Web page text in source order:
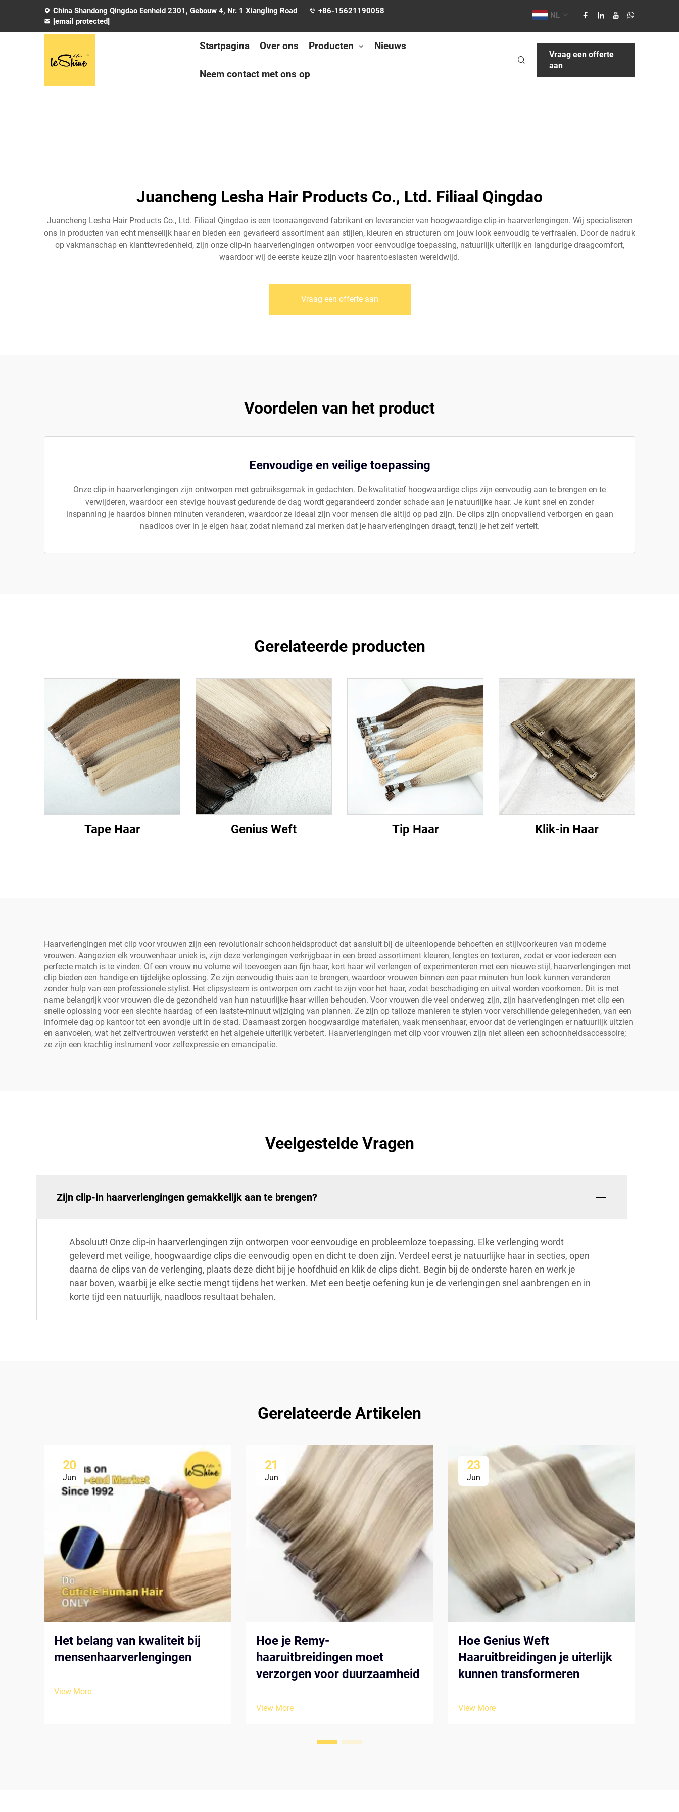
China Shandong Qingdao Eenheid 2301, Gebouw 4, Nr. 1 Xiangling Road
+86-15621190058
[email protected]
NL
Startpagina Over ons Producten Nieuws
Neem contact met ons op
Vraag een offerte
aan
Juancheng Lesha Hair Products Co., Ltd. Filiaal Qingdao
Juancheng Lesha Hair Products Co., Ltd. Filiaal Qingdao is een toonaangevend fabrikant en leverancier van hoogwaardige clip-in haarverlengingen. Wij specialiseren
ons in producten van echt menselijk haar en bieden een gevarieerd assortiment aan stijlen, kleuren en structuren om jouw look eenvoudig te verfraaien. Door de nadruk
op vakmanschap en klanttevredenheid, zijn onze clip-in haarverlengingen ontworpen voor eenvoudige toepassing, natuurlijk uiterlijk en langdurige draagcomfort,
waardoor wij de eerste keuze zijn voor haarentoesiasten wereldwijd.
Vraag een offerte aan
Voordelen van het product
Eenvoudige en veilige toepassing
Onze clip-in haarverlengingen zijn ontworpen met gebruiksgemak in gedachten. De kwalitatief hoogwaardige clips zijn eenvoudig aan te brengen en te
verwijderen, waardoor een stevige houvast gedurende de dag wordt gegarandeerd zonder schade aan je natuurlijke haar. Je kunt snel en zonder
inspanning je haardos binnen minuten veranderen, waardoor ze ideaal zijn voor mensen die altijd op pad zijn. De clips zijn onopvallend verborgen en gaan
naadloos over in je eigen haar, zodat niemand zal merken dat je haarverlengingen draagt, tenzij je het zelf vertelt.
Gerelateerde producten
Tape Haar Genius Weft Tip Haar Klik-in Haar
Haarverlengingen met clip voor vrouwen zijn een revolutionair schoonheidsproduct dat aansluit bij de uiteenlopende behoeften en stijlvoorkeuren van moderne
vrouwen. Aangezien elk vrouwenhaar uniek is, zijn deze verlengingen verkrijgbaar in een breed assortiment kleuren, lengtes en texturen, zodat er voor iedereen een
perfecte match is te vinden. Of een vrouw nu volume wil toevoegen aan fijn haar, kort haar wil verlengen of experimenteren met een nieuwe stijl, haarverlengingen met
clip bieden een handige en tijdelijke oplossing. Ze zijn eenvoudig thuis aan te brengen, waardoor vrouwen binnen een paar minuten hun look kunnen veranderen
zonder hulp van een professionele stylist. Het clipsysteem is ontworpen om zacht te zijn voor het haar, zodat beschadiging en uitval worden voorkomen. Dit is met
name belangrijk voor vrouwen die de gezondheid van hun natuurlijke haar willen behouden. Voor vrouwen die veel onderweg zijn, zijn haarverlengingen met clip een
snelle oplossing voor een slechte haardag of een laatste-minuut wijziging van plannen. Ze zijn op talloze manieren te stylen voor verschillende gelegenheden, van een
informele dag op kantoor tot een avondje uit in de stad. Daarnaast zorgen hoogwaardige materialen, vaak mensenhaar, ervoor dat de verlengingen er natuurlijk uitzien
en aanvoelen, wat het zelfvertrouwen versterkt en het algehele uiterlijk verbetert. Haarverlengingen met clip voor vrouwen zijn niet alleen een schoonheidsaccessoire;
ze zijn een krachtig instrument voor zelfexpressie en emancipatie.
Veelgestelde Vragen
Zijn clip-in haarverlengingen gemakkelijk aan te brengen?
Absoluut! Onze clip-in haarverlengingen zijn ontworpen voor eenvoudige en probleemloze toepassing. Elke verlenging wordt
geleverd met veilige, hoogwaardige clips die eenvoudig open en dicht te doen zijn. Verdeel eerst je natuurlijke haar in secties, open
daarna de clips van de verlenging, plaats deze dicht bij je hoofdhuid en klik de clips dicht. Begin bij de onderste haren en werk je
naar boven, waarbij je elke sectie mengt tijdens het werken. Met een beetje oefening kun je de verlengingen snel aanbrengen en in
korte tijd een natuurlijk, naadloos resultaat behalen.
Gerelateerde Artikelen
20
Jun
Het belang van kwaliteit bij
mensenhaarverlengingen
View More
21
Jun
Hoe je Remy-
haaruitbreidingen moet
verzorgen voor duurzaamheid
View More
23
Jun
Hoe Genius Weft
Haaruitbreidingen je uiterlijk
kunnen transformeren
View More